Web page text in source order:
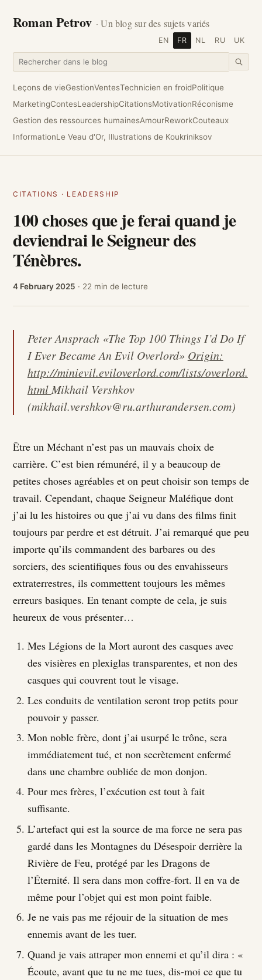
Roman Petrov · Un blog sur des sujets variés
EN FR NL RU UK
Leçons de vieGestionVentesTechnicien en froidPolitique
MarketingContesLeadershipCitationsMotivationRéconisme
Gestion des ressources humainesAmourReworkCouteaux
InformationLe Veau d'Or, Illustrations de Koukriniksov
CITATIONS · LEADERSHIP
100 choses que je ferai quand je
deviendrai le Seigneur des
Ténèbres.
4 February 2025 · 22 min de lecture
Peter Ansprach «The Top 100 Things I’d Do If
I Ever Became An Evil Overlord» Origin:
http://minievil.eviloverlord.com/lists/overlord.
html Mikhail Vershkov
(mikhail.vershkov@ru.arthurandersen.com)
Être un Méchant n’est pas un mauvais choix de
carrière. C’est bien rémunéré, il y a beaucoup de
petites choses agréables et on peut choisir son temps de
travail. Cependant, chaque Seigneur Maléfique dont
j’ai lu les histoires ou que j’ai vu dans des films finit
toujours par perdre et est détruit. J’ai remarqué que peu
importe qu’ils commandent des barbares ou des
sorciers, des scientifiques fous ou des envahisseurs
extraterrestres, ils commettent toujours les mêmes
erreurs basiques. En tenant compte de cela, je suis
heureux de vous présenter…
Mes Légions de la Mort auront des casques avec
des visières en plexiglas transparentes, et non des
casques qui couvrent tout le visage.
Les conduits de ventilation seront trop petits pour
pouvoir y passer.
Mon noble frère, dont j’ai usurpé le trône, sera
immédiatement tué, et non secrètement enfermé
dans une chambre oubliée de mon donjon.
Pour mes frères, l’exécution est tout à fait
suffisante.
L’artefact qui est la source de ma force ne sera pas
gardé dans les Montagnes du Désespoir derrière la
Rivière de Feu, protégé par les Dragons de
l’Éternité. Il sera dans mon coffre-fort. Il en va de
même pour l’objet qui est mon point faible.
Je ne vais pas me réjouir de la situation de mes
ennemis avant de les tuer.
Quand je vais attraper mon ennemi et qu’il dira : «
Écoute, avant que tu ne me tues, dis-moi ce que tu